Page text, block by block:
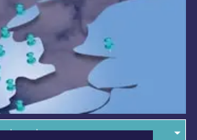
de regio